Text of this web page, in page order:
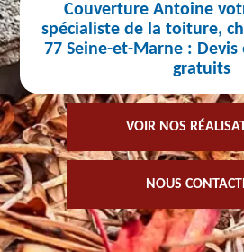
Couverture Antoine
spécialiste de la toiture,
77 Seine-et-Marne :
gratuits
VOIR NOS
NOUS